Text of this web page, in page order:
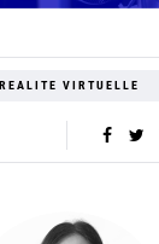
REALITE VIRTUELLE